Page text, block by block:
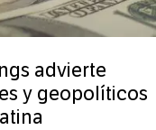
advierte
y geopolíticos